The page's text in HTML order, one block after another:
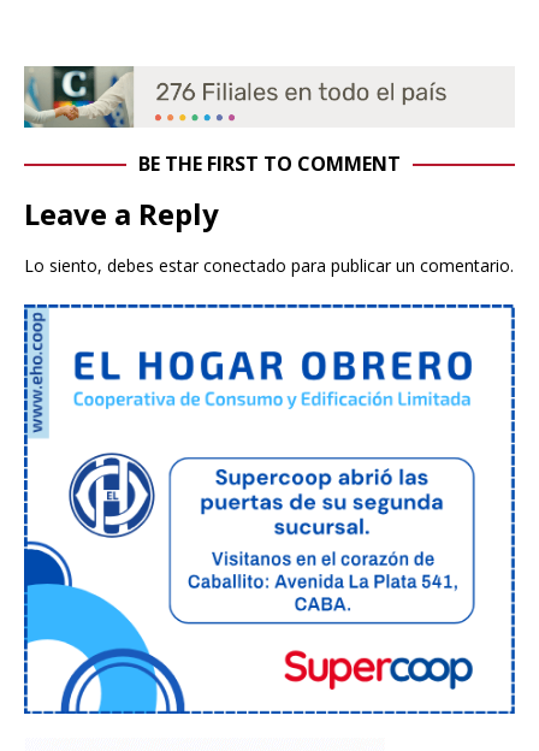
BE THE FIRST TO COMMENT
Leave a Reply
Lo siento, debes estarconectado para publicar un comentario.